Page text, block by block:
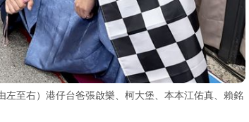
至右）港仔台爸張啟樂、柯大堡、本本江佑真、賴銘